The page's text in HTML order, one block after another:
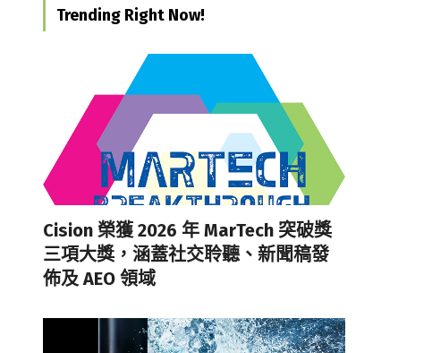
Trending Right Now!
Cision 榮獲 2026 年 MarTech 突破獎
三項大獎，涵蓋社交聆聽、新聞稿發
佈及 AEO 領域